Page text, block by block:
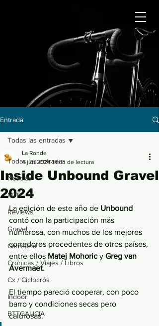
Entrada
Todas las entradas
Noticias
MTB
Reviews
Gravel
Carretera
Crónicas / Viajes / Libros
Cx / Ciclocrós
Indoor
BTTGALICIA
Todas las entradas
Inside Unbound Gravel
2024
La Ronde
4 jun 2024 1 min de lectura
La edición de este año de Unbound
contó con la participación más
numerosa, con muchos de los mejores
corredores procedentes de otros países,
entre ellos Matej Mohoric y Greg van
Avermaet.
El tiempo pareció cooperar, con poco
barro y condiciones secas pero
calurosas.